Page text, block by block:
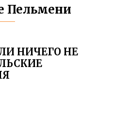
Пельмени
НИЧЕГО НЕ